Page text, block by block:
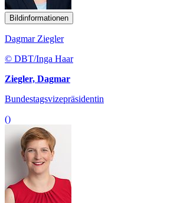
Bildinformationen
Dagmar Ziegler
© DBT/Inga Haar
Ziegler, Dagmar
Bundestagsvizepräsidentin
()